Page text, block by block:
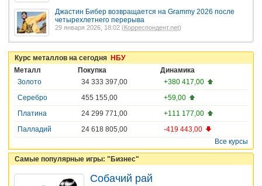
Джастин Бибер возвращается на Grammy 2026 после
четырехлетнего перерыва
29 января 2026, 18:02 (Корреспондент.net)
Курс металлов на сегодня НБУ
Металл
Покупка
Динамика
Золото
34 333 397,00
+380 417,00
Серебро
455 155,00
+59,00
Платина
24 299 771,00
+111 177,00
Палладий
24 618 805,00
-419 443,00
Все курсы
Самые популярные игры: "Бизнес"
Собачий рай